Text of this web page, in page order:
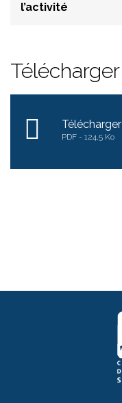
l’activité
Télécharger
Télécharger
PDF 124,5 Ko